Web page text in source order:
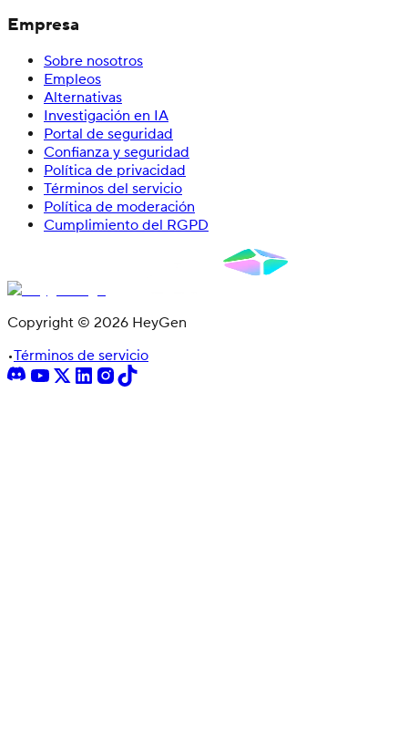
Empresa
Sobre nosotros
Empleos
Alternativas
Investigación en IA
Portal de seguridad
Confianza y seguridad
Política de privacidad
Términos del servicio
Política de moderación
Cumplimiento del RGPD
Copyright © 2026 HeyGen
•Términos de servicio